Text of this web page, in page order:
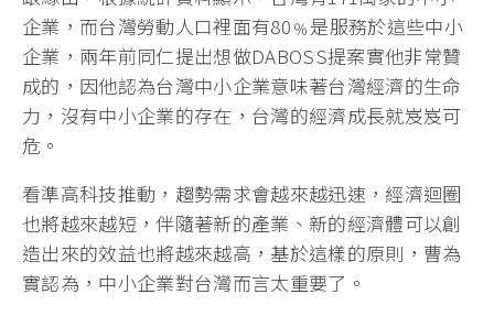
企業，而台灣勞動人口裡面有80﹪是服務於這些中小
企業，兩年前同仁提出想做DABOSS提案實他非常贊
成的，因他認為台灣中小企業意味著台灣經濟的生命
力，沒有中小企業的存在，台灣的經濟成長就岌岌可
危。
看準高科技推動，趨勢需求會越來越迅速，經濟迴圈
也將越來越短，伴隨著新的產業、新的經濟體可以創
造出來的效益也將越來越高，基於這樣的原則，曹為
實認為，中小企業對台灣而言太重要了。